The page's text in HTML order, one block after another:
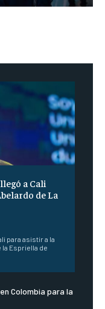
a Cali
de La
para asistir a la
Espriella de
Colombia para la